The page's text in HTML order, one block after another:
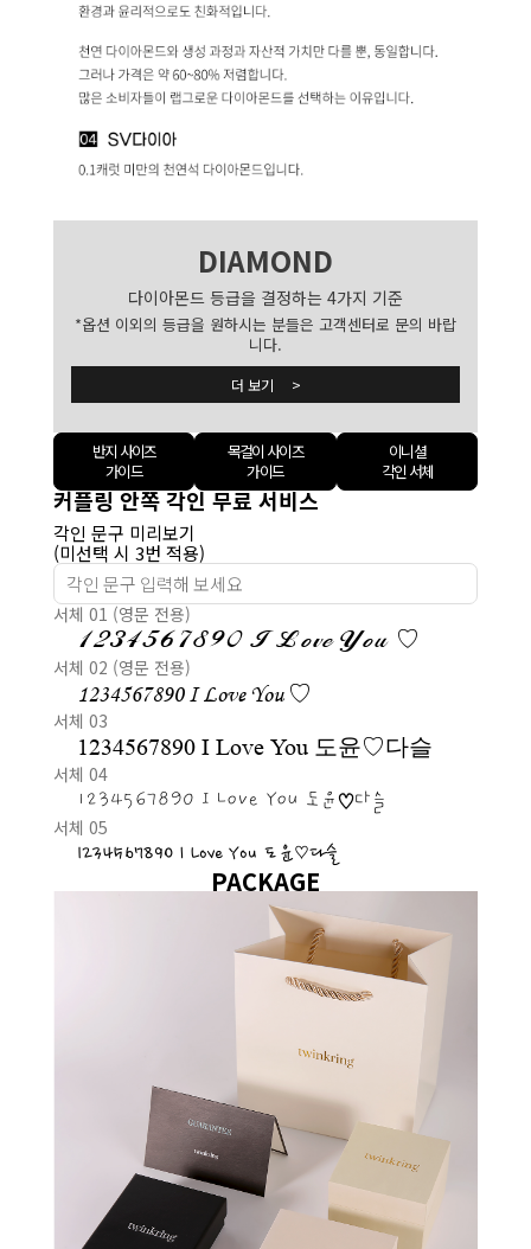
DIAMOND
다이아몬드 등급을 결정하는 4가지 기준
*옵션 이외의 등급을 원하시는 분들은 고객센터로 문의 바랍
니다.
더 보기 >
반지 사이즈
가이드
목걸이 사이즈
가이드
이니셜
각인 서체
커플링 안쪽 각인 무료 서비스
각인 문구 미리보기
(미선택 시 3번 적용)
서체 01 (영문 전용)
1234567890 I Love You ♡
서체 02 (영문 전용)
1234567890 I Love You ♡
서체 03
1234567890 I Love You 도윤♡다슬
서체 04
1234567890 I Love You 도윤♡다슬
서체 05
1234567890 I Love You 도윤♡다슬
PACKAGE